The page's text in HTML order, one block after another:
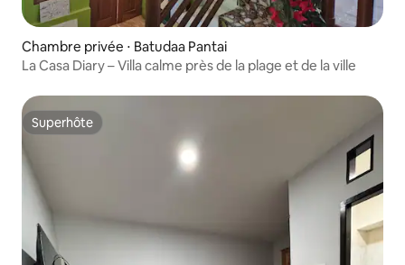
Chambre privée ⋅ Batudaa Pantai
La Casa Diary – Villa calme près de la plage et de la ville
Superhôte
Superhôte